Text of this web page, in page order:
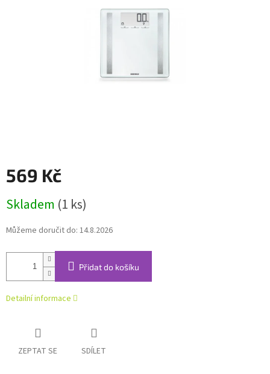
569 Kč
cena:
Skladem (1 ks)
Můžeme doručit do: 14.8.2026
Přidat do košíku
Detailní informace
ZEPTAT SE SDÍLET